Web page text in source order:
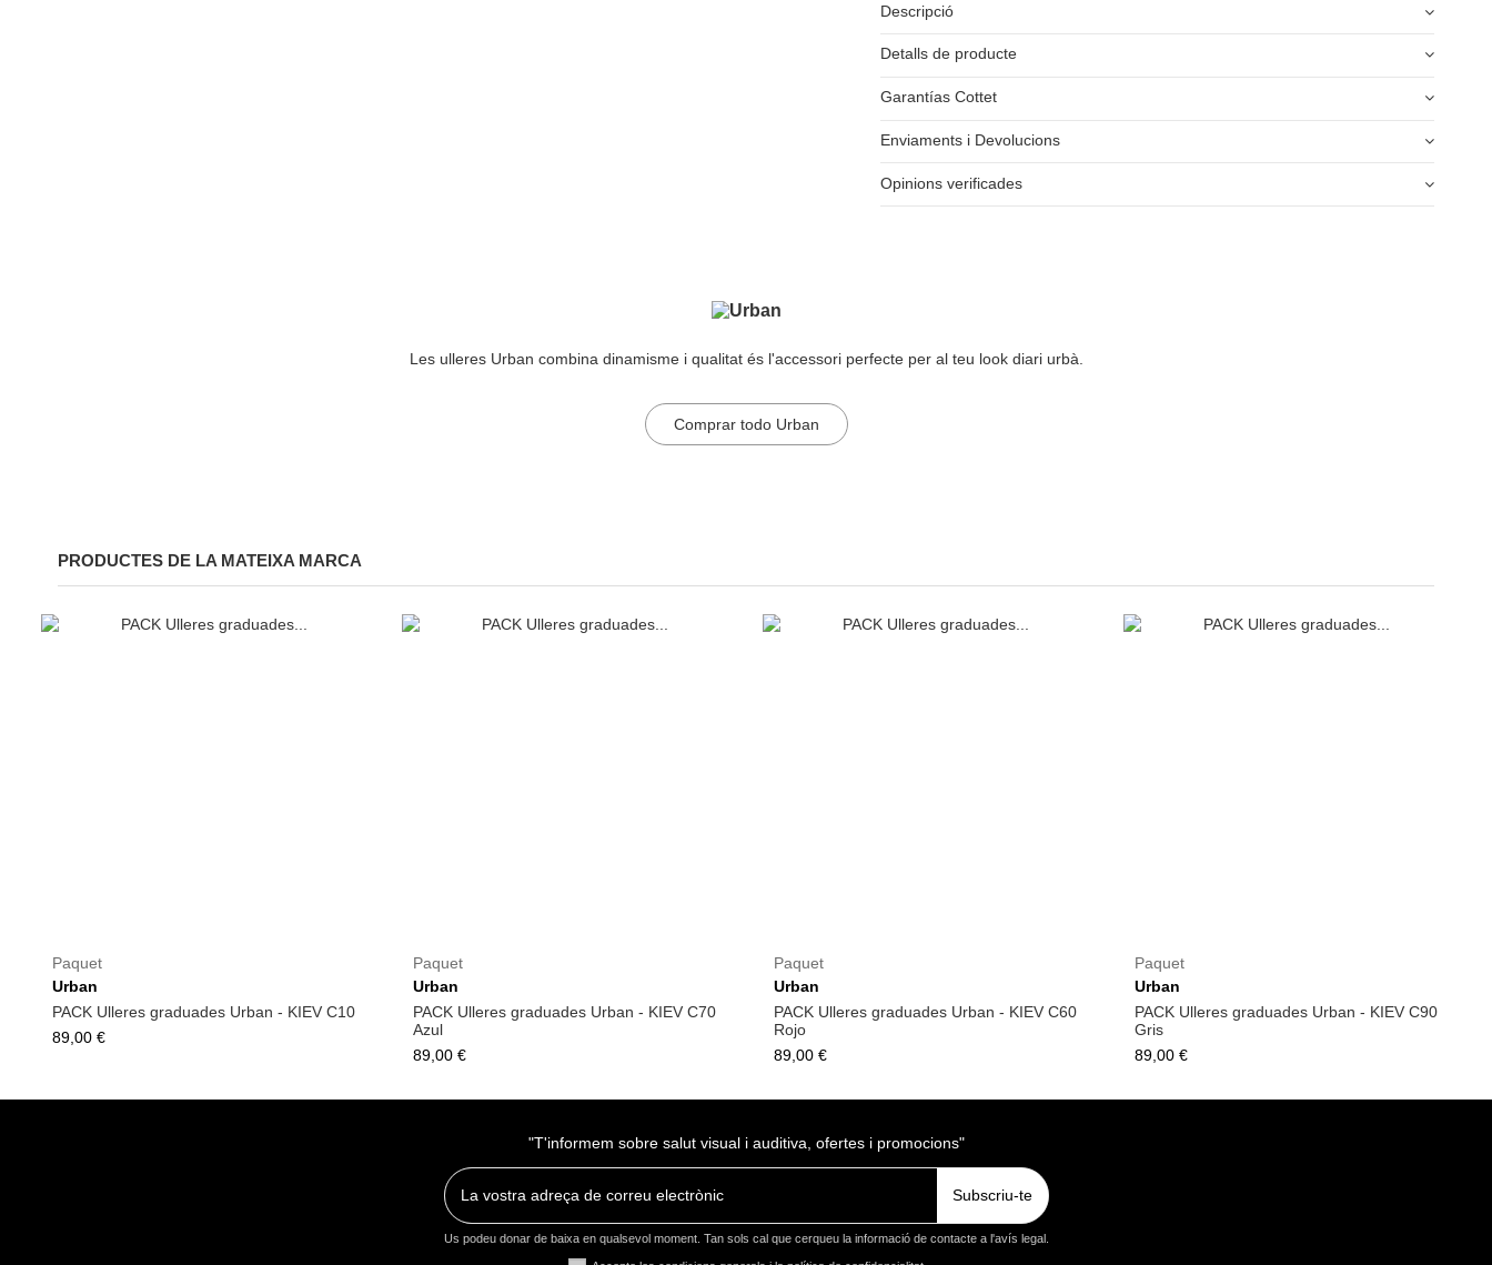
Descripció
Detalls de producte
Garantías Cottet
Enviaments i Devolucions
Opinions verificades
Les ulleres Urban combina dinamisme i qualitat és l'accessori perfecte per al teu look diari urbà.
Comprar todo Urban
PRODUCTES DE LA MATEIXA MARCA
Paquet
Urban
PACK Ulleres graduades Urban - KIEV C10
89,00 €
Paquet
Urban
PACK Ulleres graduades Urban - KIEV C70
Azul
89,00 €
Paquet
Urban
PACK Ulleres graduades Urban - KIEV C60
Rojo
89,00 €
Paquet
Urban
PACK Ulleres graduades Urban - KIEV C90
Gris
89,00 €
"T'informem sobre salut visual i auditiva, ofertes i promocions"
Subscriu-te
Us podeu donar de baixa en qualsevol moment. Tan sols cal que cerqueu la informació de contacte a l'avís legal.